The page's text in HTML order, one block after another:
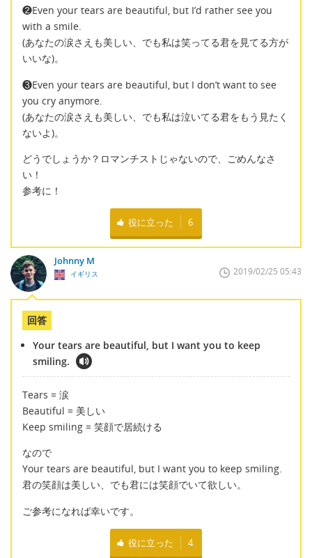
❷Even your tears are beautiful, but I’d rather see you
with a smile.
(あなたの涙さえも美しい、でも私は笑ってる君を見てる方が
いいな)。
❸Even your tears are beautiful, but I don’t want to see
you cry anymore.
(あなたの涙さえも美しい、でも私は泣いてる君をもう見たく
ないよ)。
どうでしょうか？ロマンチストじゃないので、ごめんなさ
い！
参考に！
役に立った 6
Johnny M
イギリス 2019/02/25 05:43
回答
Your tears are beautiful, but I want you to keep
smiling.
Tears = 涙
Beautiful = 美しい
Keep smiling = 笑顔で居続ける
なので
Your tears are beautiful, but I want you to keep smiling.
君の笑顔は美しい、でも君には笑顔でいて欲しい。
ご参考になれば幸いです。
役に立った 4